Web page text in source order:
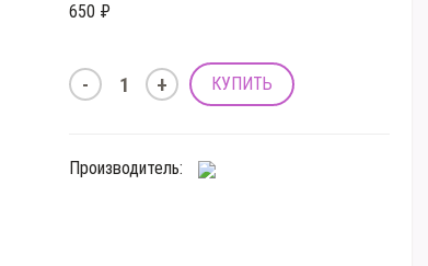
650 ₽
Производитель: